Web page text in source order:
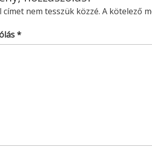
címet nem tesszük közzé. A kötelező
*